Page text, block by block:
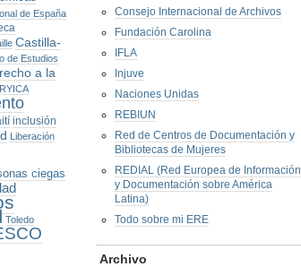
de España
Castilla-
de Estudios
a la
inclusión
Liberación
ciegas
Toledo
Consejo Internacional de Archivos
Fundación Carolina
IFLA
Injuve
Naciones Unidas
REBIUN
Red de Centros de Documentación y
Bibliotecas de Mujeres
REDIAL (Red Europea de Información
y Documentación sobre América
Latina)
Todo sobre mi ERE
Archivo